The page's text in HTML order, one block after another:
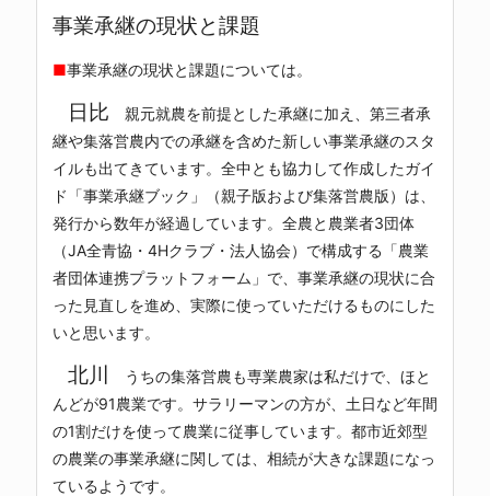
事業承継の現状と課題
■事業承継の現状と課題については。
日比 親元就農を前提とした承継に加え、第三者承
継や集落営農内での承継を含めた新しい事業承継のスタ
イルも出てきています。全中とも協力して作成したガイ
ド「事業承継ブック」（親子版および集落営農版）は、
発行から数年が経過しています。全農と農業者3団体
（JA全青協・4Hクラブ・法人協会）で構成する「農業
者団体連携プラットフォーム」で、事業承継の現状に合
った見直しを進め、実際に使っていただけるものにした
いと思います。
北川
うちの集落営農も専業農家は私だけで、ほと
んどが91農業です。サラリーマンの方が、土日など年間
の1割だけを使って農業に従事しています。都市近郊型
の農業の事業承継に関しては、相続が大きな課題になっ
ているようです。